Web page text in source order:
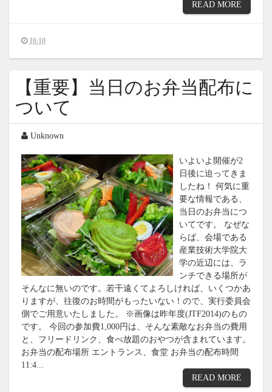
READ MORE
16:10
【重要】当日のお弁当配布に
ついて
Unknown
いよいよ開催が2
日後に迫ってきま
したね！ 何気に重
要な情報である、
当日のお弁当につ
いてです。 なぜな
らば、会場である
産業技術大学院大
学の近辺には、ラ
ンチできる場所が
そんなに無いのです。若干遠くてよろしければ、いくつかあ
りますが、往復のお時間がもったいない！ので、実行委員会
側でご用意いたしました。 ※画像は昨年度(JTF2014)のもの
です。 今回の参加費1,000円は、そんな素敵なお弁当の費用
と、フリードリンク、食べ放題のおやつが含まれています。
お弁当の配布場所 エントランス、食堂 お弁当の配布時間
11:4...
READ MORE